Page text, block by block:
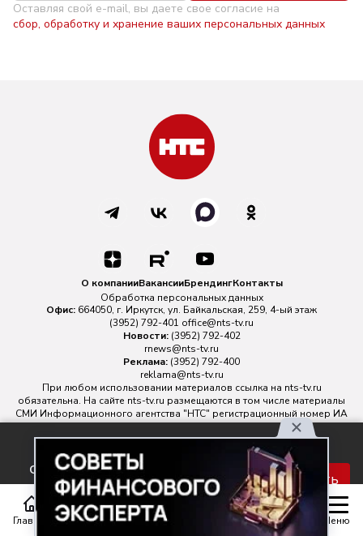
Главная Статьи Передачи Меню
Оставляя свой e-mail, вы даете свое согласие на
сбор, обработку и хранение ваших персональных данных
соглашаетесь с правилами
обработки персональных
данных.
Принять
О компанииВакансииБрендингКонтакты
Обработка персональных данных
Офис: 664050, г. Иркутск, ул. Байкальская, 259, 4-ый этаж
(3952) 792-401 office@nts-tv.ru
Новости: (3952) 792-402
rnews@nts-tv.ru
Реклама: (3952) 792-400
reklama@nts-tv.ru
При любом использовании материалов ссылка на nts-tv.ru
обязательна. На сайте nts-tv.ru размещаются в том числе материалы
СМИ Информационного агентства "НТС" регистрационный номер ИА
№ ФС 77 - 88763 зарегистрировано Федеральной службой по
надзору в сфере связи, информационных технологий и массовых
Главный редактор ИА "НТС" Иштулкин Евгений Александрович
16+